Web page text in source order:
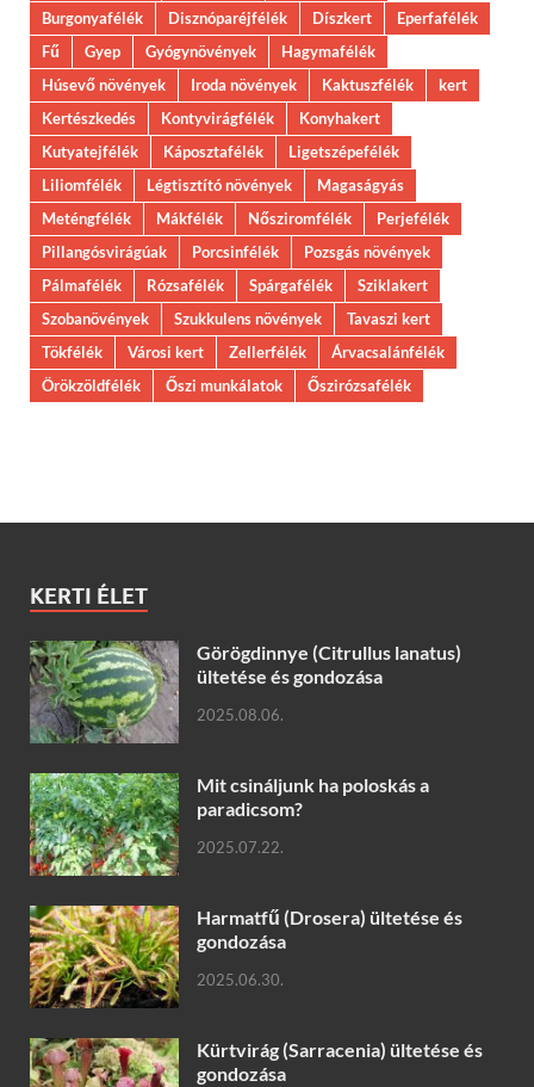
Burgonyafélék Disznóparéjfélék Díszkert
Eperfafélék
Fű
Gyep Gyógynövények
Hagymafélék
Húsevő növények
Iroda növények Kaktuszfélék
kert
Kertészkedés
Kontyvirágfélék
Konyhakert
Kutyatejfélék
Káposztafélék
Ligetszépefélék
Liliomfélék
Légtisztító növények
Magaságyás
Meténgfélék
Mákfélék Nősziromfélék
Perjefélék
Pillangósvirágúak
Porcsinfélék
Pozsgás növények
Pálmafélék
Rózsafélék Spárgafélék
Sziklakert
Szobanövények
Szukkulens növények
Tavaszi kert
Tökfélék
Városi kert Zellerfélék
Árvacsalánfélék
Örökzöldfélék
Őszi munkálatok Őszirózsafélék
KERTI ÉLET
Görögdinnye (Citrullus lanatus)
ültetése és gondozása
2025.08.06.
Mit csináljunk ha poloskás a
paradicsom?
2025.07.22.
Harmatfű (Drosera) ültetése és
gondozása
2025.06.30.
Kürtvirág (Sarracenia) ültetése és
gondozása